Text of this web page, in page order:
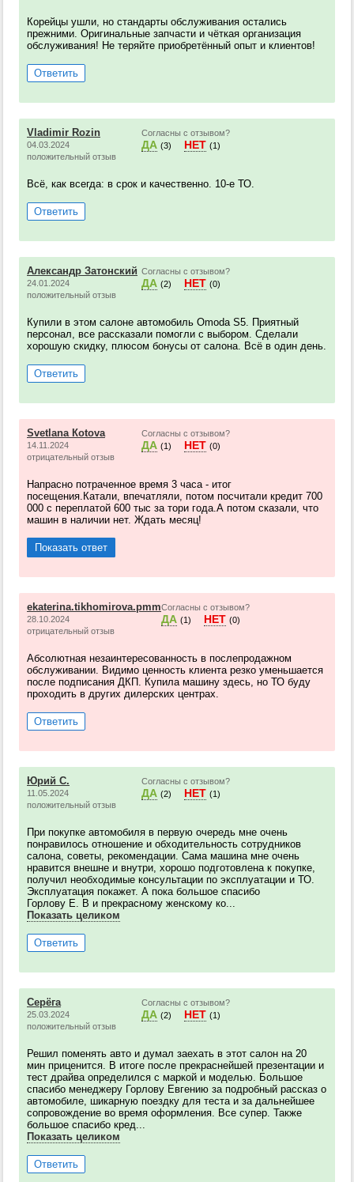
Корейцы ушли, но стандарты обслуживания остались
прежними. Оригинальные запчасти и чёткая организация
обслуживания! Не теряйте приобретённый опыт и клиентов!
Ответить
Vladimir Rozin
04.03.2024
положительный отзыв
Согласны с отзывом?
ДА (3) НЕТ (1)
Всё, как всегда: в срок и качественно. 10-е ТО.
Ответить
Александр Затонский
24.01.2024
положительный отзыв
Согласны с отзывом?
ДА (2) НЕТ (0)
Купили в этом салоне автомобиль Omoda S5. Приятный
персонал, все рассказали помогли с выбором. Сделали
хорошую скидку, плюсом бонусы от салона. Всё в один день.
Ответить
Svetlana Кotova
14.11.2024
отрицательный отзыв
Согласны с отзывом?
ДА (1) НЕТ (0)
Напрасно потраченное время 3 часа - итог
посещения.Катали, впечатляли, потом посчитали кредит 700
000 с переплатой 600 тыс за тори года.А потом сказали, что
машин в наличии нет. Ждать месяц!
Показать ответ
ekaterina.tikhomirova.pmm
28.10.2024
отрицательный отзыв
Согласны с отзывом?
ДА (1) НЕТ (0)
Абсолютная незаинтересованность в послепродажном
обслуживании. Видимо ценность клиента резко уменьшается
после подписания ДКП. Купила машину здесь, но ТО буду
проходить в других дилерских центрах.
Ответить
Юрий С.
11.05.2024
положительный отзыв
Согласны с отзывом?
ДА (2) НЕТ (1)
При покупке автомобиля в первую очередь мне очень
понравилось отношение и обходительность сотрудников
салона, советы, рекомендации. Сама машина мне очень
нравится внешне и внутри, хорошо подготовлена к покупке,
получил необходимые консультации по эксплуатации и ТО.
Эксплуатация покажет. А пока большое спасибо
Горлову Е. В и прекрасному женскому ко...
Показать целиком
Ответить
Серёга
25.03.2024
положительный отзыв
Согласны с отзывом?
ДА (2) НЕТ (1)
Решил поменять авто и думал заехать в этот салон на 20
мин приценится. В итоге после прекраснейшей презентации и
тест драйва определился с маркой и моделью. Большое
спасибо менеджеру Горлову Евгению за подробный рассказ о
автомобиле, шикарную поездку для теста и за дальнейшее
сопровождение во время оформления. Все супер. Также
большое спасибо кред...
Показать целиком
Ответить